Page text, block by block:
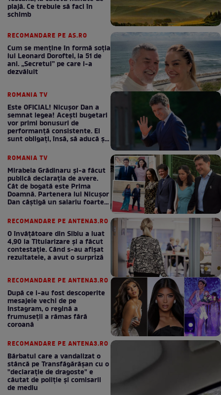
plajă. Ce trebuie să faci în
schimb
RECOMANDARE PE AS.RO
Cum se menţine în formă soţia
lui Leonard Doroftei, la 51 de
ani. „Secretul” pe care l-a
dezvăluit
ROMANIA TV
Este OFICIAL! Nicușor Dan a
semnat legea! Acești bugetari
vor primi bonusuri de
performanță consistente. Ei
sunt obligați, însă, să aducă și
ROMANIA TV
Mirabela Grădinaru și-a făcut
publică declarația de avere.
Cât de bogată este Prima
Doamnă. Partenera lui Nicușor
Dan câștigă un salariu foarte
RECOMANDARE PE ANTENA3.RO
O învățătoare din Sibiu a luat
4,90 la Titularizare și a făcut
contestație. Când s-au afișat
rezultatele, a avut o surpriză
RECOMANDARE PE ANTENA3.RO
După ce i-au fost descoperite
mesajele vechi de pe
Instagram, o regină a
frumuseții a rămas fără
coroană
RECOMANDARE PE ANTENA3.RO
Bărbatul care a vandalizat o
stâncă pe Transfăgărășan cu o
"declaraţie de dragoste" e
căutat de poliție și comisarii
de mediu